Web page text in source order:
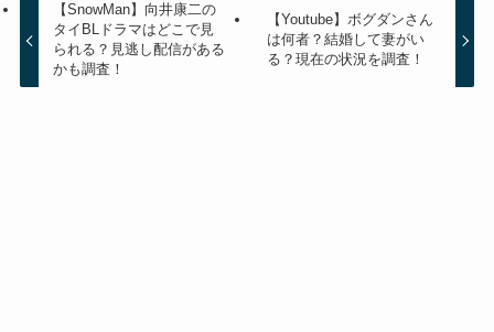
【SnowMan】向井康二の
タイBLドラマはどこで見
られる？見逃し配信がある
かも調査！
【Youtube】ボグダンさん
は何者？結婚して妻がい
る？現在の状況を調査！